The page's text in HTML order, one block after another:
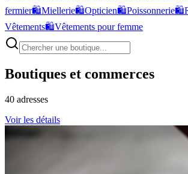
fermier🛍️Miellerie🛍️Opticien🛍️Poissonnerie🛍️
Vêtements🛍️Vêtements pour femme
Boutiques et commerces
40 adresses
Voir les détails